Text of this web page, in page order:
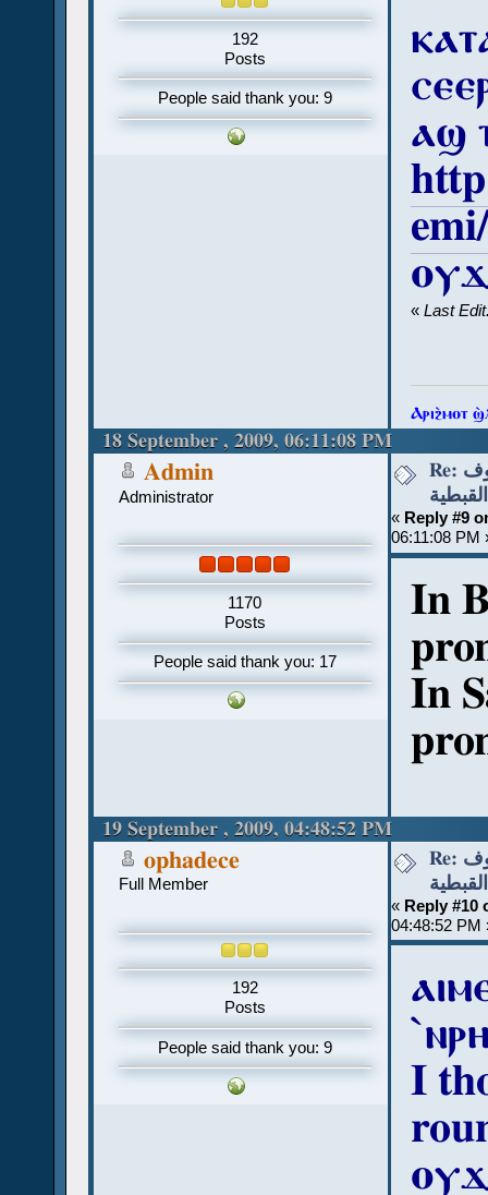
192
Posts
People said thank you: 9
ⲁϣ
« Last
Ⲁⲣⲓϩ̀ⲙⲟⲧ
18 September , 2009, 06:11:08 PM
Admin
Administrator
1170
Posts
People said thank you: 17
Re: قواعد نطق الحروف
القبطية
« Reply #9
06:11:08 PM
In
In
19 September , 2009, 04:48:52 PM
ophadece
Full Member
192
Posts
People said thank you: 9
Re: قواعد نطق الحروف
القبطية
« Reply #10
04:48:52 PM
I